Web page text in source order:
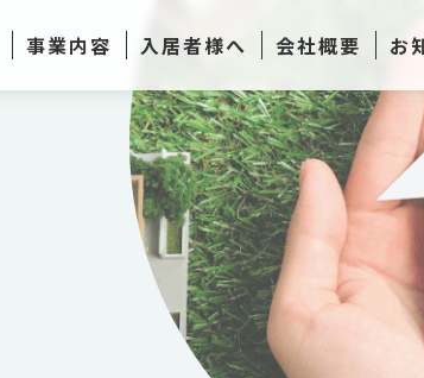
事業内容 入居者様へ 会社概要 お